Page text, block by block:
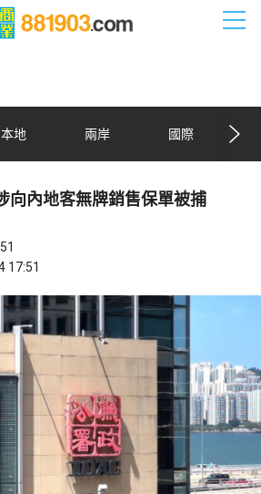
本地 兩岸 國際
向內地客無牌銷售保單被捕
17:51